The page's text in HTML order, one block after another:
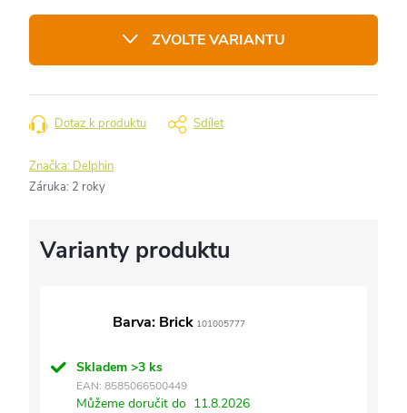
ZVOLTE VARIANTU
Dotaz k produktu Sdílet
Značka: Delphin
Záruka: 2 roky
Barva: Brick 101005777
Skladem >3 ks
EAN: 8585066500449
Můžeme doručit do 11.8.2026